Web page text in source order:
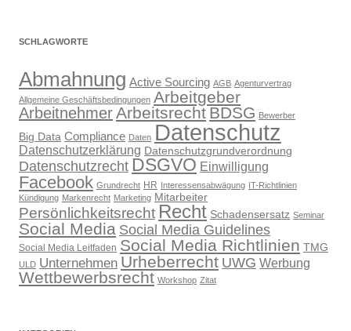
SCHLAGWORTE
Abmahnung Active Sourcing AGB Agenturvertrag
Allgemeine Geschäftsbedingungen Arbeitgeber
ArbeitnehmerArbeitsrecht BDSG Bewerber
Big Data Compliance Daten Datenschutz
Datenschutzerklärung Datenschutzgrundverordnung
Datenschutzrecht DSGVO Einwilligung
Facebook Grundrecht HR Interessensabwägung IT-Richtlinien
Kündigung Markenrecht Marketing Mitarbeiter
Persönlichkeitsrecht Recht Schadensersatz Seminar
Social Media Social Media Guidelines
Social Media Leitfaden Social Media Richtlinien TMG
ULD Unternehmen Urheberrecht UWG Werbung
Wettbewerbsrecht Workshop Zitat